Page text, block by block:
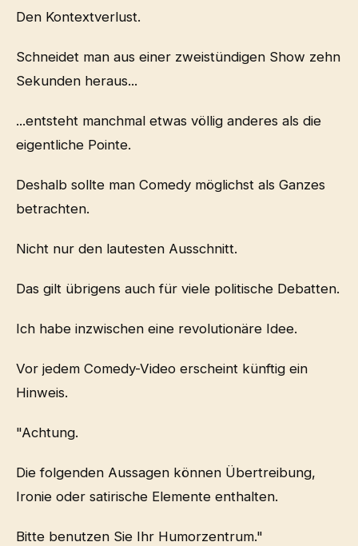
Den Kontextverlust.
Schneidet man aus einer zweistündigen Show zehn
Sekunden heraus...
...entsteht manchmal etwas völlig anderes als die
eigentliche Pointe.
Deshalb sollte man Comedy möglichst als Ganzes
betrachten.
Nicht nur den lautesten Ausschnitt.
Das gilt übrigens auch für viele politische Debatten.
Ich habe inzwischen eine revolutionäre Idee.
Vor jedem Comedy-Video erscheint künftig ein
Hinweis.
"Achtung.
Die folgenden Aussagen können Übertreibung,
Ironie oder satirische Elemente enthalten.
Bitte benutzen Sie Ihr Humorzentrum."